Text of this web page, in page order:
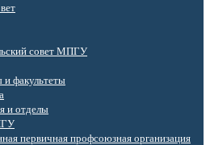
совет МПГУ
и факультеты
и отделы
первичная профсоюзная организация